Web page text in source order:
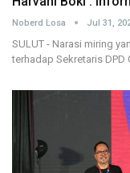
Noberd Losa Jul 31,
SULUT - Narasi miring
terhadap Sekretaris DPD